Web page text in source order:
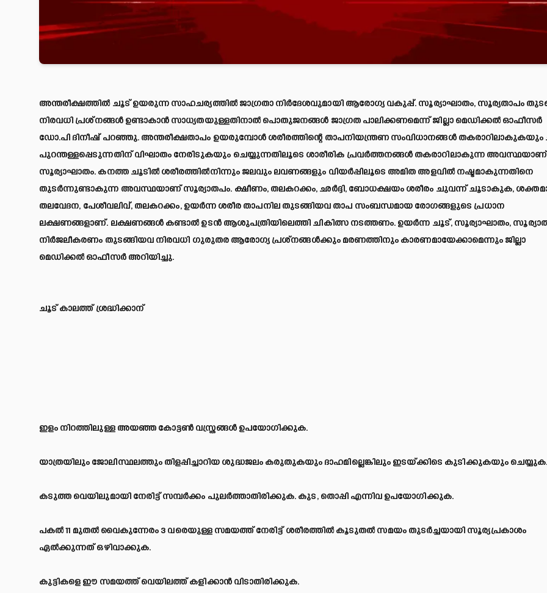
അന്തരീക്ഷത്തില്ചൂട് ഉയരുന്ന സാഹചര്യത്തില്ജാഗ്രതാ നിര്ദേശവുമായി ആരോഗ്യ വകുപ്പ്. സൂര്യാഘാതം, സൂര്യതാപം
നിരവധി പ്രശ്നങ്ങള്ഉണ്ടാകാന് സാധ്യതയുള്ളതിനാല്പൊതുജനങ്ങള് ജാഗ്രത പാലിക്കണമെന്ന് ജില്ലാ മെഡിക്കല്ഓഫീസര്
ഡോ.പി ദിനീഷ് പറഞ്ഞു. അന്തരീക്ഷതാപം ഉയരുമ്പോള് ശരീരത്തിന്റെ താപനിയന്ത്രണ സംവിധാനങ്ങള്
പുറന്തള്ളപ്പെടുന്നതിന് വിഘാതം നേരിടുകയും ചെയ്യുന്നതിലൂടെ ശാരീരിക പ്രവര്ത്തനങ്ങള് തകരാറിലാകുന്ന അവസ്ഥയാണ്
സൂര്യാഘാതം. കനത്ത ചൂടില്ശരീരത്തില്നിന്നും ജലവും ലവണങ്ങളും വിയര്പ്പിലൂടെ അമിത അളവില്നഷ്ടമാകുന്നതിനെ
തുടര്ന്നുണ്ടാകുന്ന അവസ്ഥയാണ് സൂര്യാതപം. ക്ഷീണം, തലകറക്കം, ഛര്ദ്ദി, ബോധക്ഷയം ശരീരം ചുവന്ന് ചൂടാകുക,
തലവേദന, പേശീവലിവ്, തലകറക്കം, ഉയര്ന്ന ശരീര താപനില തുടങ്ങിയവ താപ സംബന്ധമായ രോഗങ്ങളുടെ പ്രധാന
ലക്ഷണങ്ങളാണ്. ലക്ഷണങ്ങള് കണ്ടാല്ഉടന്ആശുപത്രിയിലെത്തി ചികിത്സ നടത്തണം. ഉയര്ന്ന ചൂട്, സൂര്യാഘാതം,
നിര്ജലീകരണം തുടങ്ങിയവ നിരവധി ഗുരുതര ആരോഗ്യ പ്രശ്നങ്ങള്ക്കും മരണത്തിനും കാരണമായേക്കാമെന്നും ജില്ലാ
മെഡിക്കല്ഓഫീസര്അറിയിച്ചു.
ചൂട് കാലത്ത് ശ്രദ്ധിക്കാന്
ഇളം നിറത്തിലുള്ള അയഞ്ഞ കോട്ടണ് വസ്ത്രങ്ങള്ഉപയോഗിക്കുക.
യാത്രയിലും ജോലിസ്ഥലത്തും തിളപ്പിച്ചാറിയ ശുദ്ധജലം കരുതുകയും ദാഹമില്ലെങ്കിലും ഇടയ്ക്കിടെ കുടിക്കുകയും ചെയ്യുക.
കടുത്ത വെയിലുമായി നേരിട്ട് സമ്പര്ക്കം പുലര്ത്താതിരിക്കുക. കുട, തൊപ്പി എന്നിവ ഉപയോഗിക്കുക.
പകല്11 മുതല്വൈകുന്നേരം 3 വരെയുള്ള സമയത്ത് നേരിട്ട് ശരീരത്തില്കൂടുതല്സമയം തുടര്ച്ചയായി സൂര്യപ്രകാശം
ഏല്ക്കുന്നത് ഒഴിവാക്കുക.
കുട്ടികളെ ഈ സമയത്ത് വെയിലത്ത് കളിക്കാന്വിടാതിരിക്കുക.